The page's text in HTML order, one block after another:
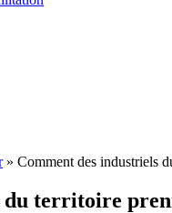
» Comment des industriels
territoire